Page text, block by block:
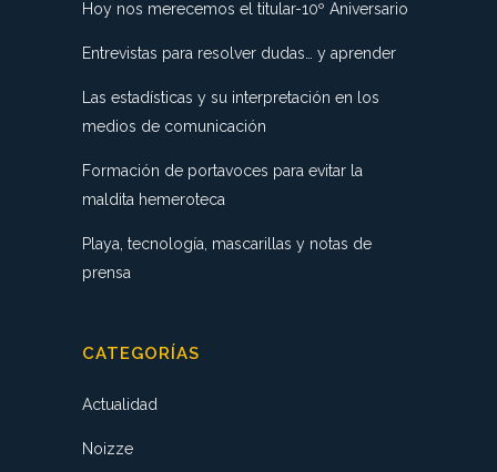
Hoy nos merecemos el titular-10º Aniversario
Entrevistas para resolver dudas… y aprender
Las estadísticas y su interpretación en los
medios de comunicación
Formación de portavoces para evitar la
maldita hemeroteca
Playa, tecnología, mascarillas y notas de
prensa
CATEGORÍAS
Actualidad
Noizze